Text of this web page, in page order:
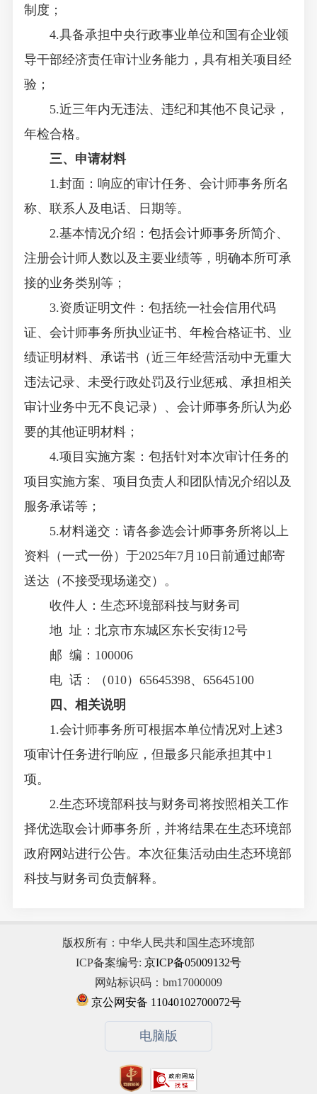
制度；
4.具备承担中央行政事业单位和国有企业领
导干部经济责任审计业务能力，具有相关项目经
验；
5.近三年内无违法、违纪和其他不良记录，
年检合格。
三、申请材料
1.封面：响应的审计任务、会计师事务所名
称、联系人及电话、日期等。
2.基本情况介绍：包括会计师事务所简介、
注册会计师人数以及主要业绩等，明确本所可承
接的业务类别等；
3.资质证明文件：包括统一社会信用代码
证、会计师事务所执业证书、年检合格证书、业
绩证明材料、承诺书（近三年经营活动中无重大
违法记录、未受行政处罚及行业惩戒、承担相关
审计业务中无不良记录）、会计师事务所认为必
要的其他证明材料；
4.项目实施方案：包括针对本次审计任务的
项目实施方案、项目负责人和团队情况介绍以及
服务承诺等；
5.材料递交：请各参选会计师事务所将以上
资料（一式一份）于2025年7月10日前通过邮寄
送达（不接受现场递交）。
收件人：生态环境部科技与财务司
地 址：北京市东城区东长安街12号
邮 编：100006
电 话：（010）65645398、65645100
四、相关说明
1.会计师事务所可根据本单位情况对上述3
项审计任务进行响应，但最多只能承担其中1
项。
2.生态环境部科技与财务司将按照相关工作
择优选取会计师事务所，并将结果在生态环境部
政府网站进行公告。本次征集活动由生态环境部
科技与财务司负责解释。
版权所有：中华人民共和国生态环境部
ICP备案编号: 京ICP备05009132号
网站标识码：bm17000009
京公网安备 11040102700072号
电脑版